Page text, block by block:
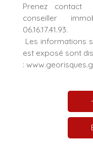
Prenez contact
conseiller
06.16.17.41.93.
Les informations
est exposé sont
: